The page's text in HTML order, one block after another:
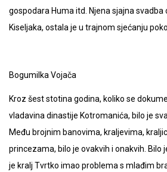
gospodara Huma itd. Njena sjajna svadba
Kiseljaka, ostala je u trajnom sjećanju
Bogumilka Vojača
Kroz šest stotina godina, koliko se
vladavina dinastije Kotromanića, bilo je
Među brojnim banovima, kraljevima,
princezama, bilo je ovakvih i onakvih. Bilo
je kralj Tvrtko imao problema s mlađim